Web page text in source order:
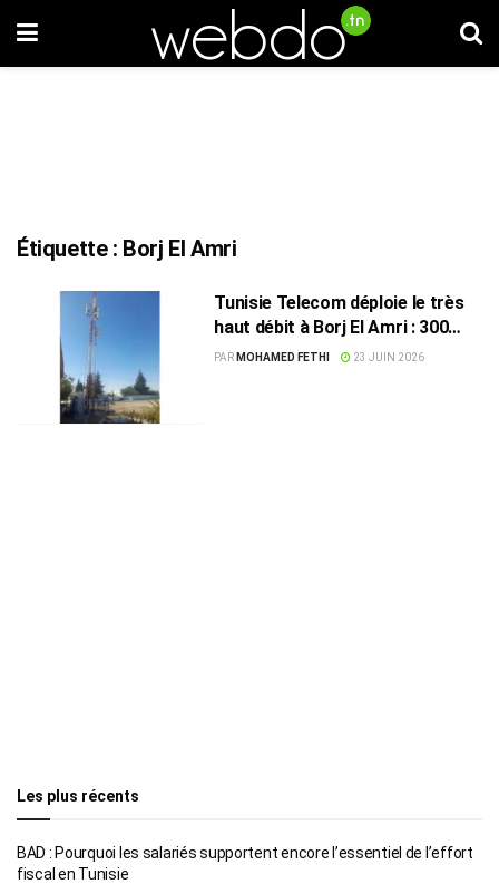
Étiquette : Borj El Amri
Tunisie Telecom déploie le très
haut débit à Borj El Amri : 300
familles désormais connectées
PAR MOHAMED FETHI 23 JUIN 2026
Les plus récents
BAD : Pourquoi les salariés supportent encore l’essentiel de l’effort
fiscal en Tunisie